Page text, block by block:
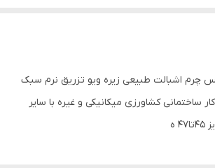
چرم اشبالت طبیعی زیره ویو تزریق نرم سبک
ساختمانی کشاورزی میکانیکی و غیره با سایر